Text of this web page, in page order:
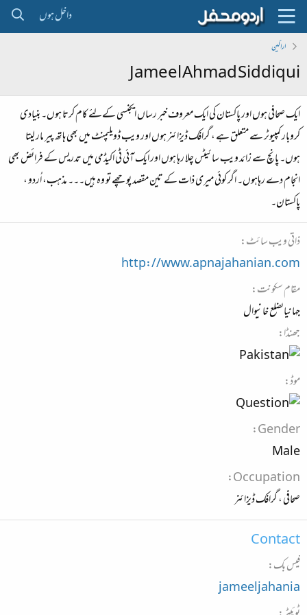
داخل ہوں
اراکین
Jameel Ahmad Siddiqui
ایک صحافی ہوں اور پاکستان کی ایک معروف خبر رساں ایجنسی کےلئے کام کرتا ہوں۔ بنیادی
کروبار کمپیوٹر سے متعلق ہے ، گرافک ڈیزائنر ہوں اور ویب ڈویلپمنٹ میں بھی ہاتھ پیر مار لیتا
ہوں۔ پانچ سے زائد ویب سائیٹس چلا رہا ہوں اور ایک آئی ٹی اکیڈمی میں تدریس کے فرائض بھی
انجام دے رہاہوں۔ اگر کوئی میری ذات کے تین مقصد پوچھے تو وہ ہیں۔۔۔ مذہب، اُردو ،
پاکستان۔
ذاتی ویب سائٹ
http://www.apnajahanian.com
مقام سکونت
جہانیاںضلع خانیوال
جھنڈا
موڈ
Gender
Male
Occupation
صحافی ، گرافک ڈیزائنر
Contact
فیس بک
jameeljahania